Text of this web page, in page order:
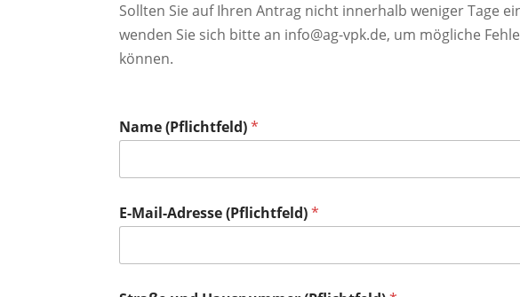
Sollten Sie auf Ihren Antrag nicht innerhalb weniger Tage
wenden Sie sich bitte an info@ag-vpk.de, um mögliche
können.
Name (Pflichtfeld)*
E-Mail-Adresse (Pflichtfeld)*